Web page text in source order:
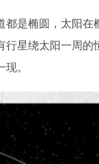
是椭圆，太阳在
行星绕太阳一周的
。